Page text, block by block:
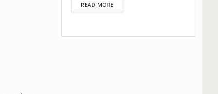
READ MOREDETAILS